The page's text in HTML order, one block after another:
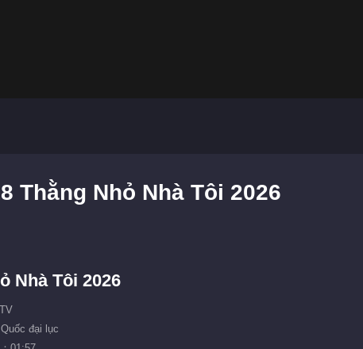
Thằng Nhỏ Nhà Tôi 2026
Nhà Tôi 2026
đại lục